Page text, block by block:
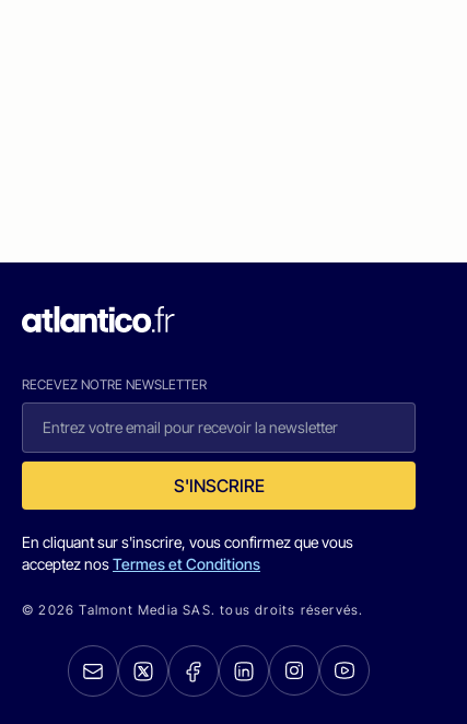
RECEVEZ NOTRE NEWSLETTER
S'INSCRIRE
En cliquant sur s'inscrire, vous confirmez que vous
acceptez nosTermes et Conditions
© 2026 Talmont Media SAS. tous droits réservés.